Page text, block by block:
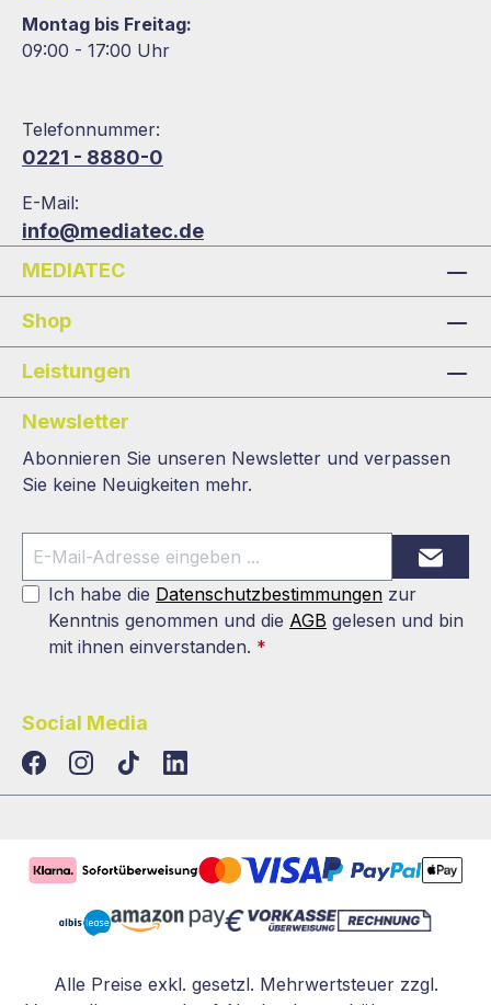
Montag bis Freitag:
09:00 - 17:00 Uhr
Telefonnummer:
0221 - 8880-0
E-Mail:
info@mediatec.de
MEDIATEC
Shop
Leistungen
Newsletter
Abonnieren Sie unseren Newsletter und verpassen
Sie keine Neuigkeiten mehr.
Ich habe die Datenschutzbestimmungen zur
Kenntnis genommen und die AGB gelesen und bin
mit ihnen einverstanden. *
Social Media
TikTokLinkedIn
Alle Preise exkl. gesetzl. Mehrwertsteuer zzgl.